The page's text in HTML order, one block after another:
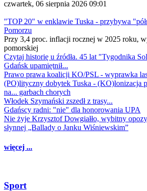
czwartek, 06 sierpnia 2026 09:01
"TOP 20" w enklawie Tuska - przybywa
Pomorzu
Przy 3,4 proc. inflacji rocznej w 2025 roku,
pomorskiej
Czytaj historię u źródła. 45 lat "Tygodnika
Gdańsk upamiętnił...
Prawo prawa koalicji KO/PSL - wyprawka
(PO)lityczny dobytek Tuska - (KO)lonizacja
na... garbach chorych
Włodek Szymański zszedł z trasy...
Gdańscy radni: "nie" dla honorowania UPA
Nie żyje Krzysztof Dowgiałło, wybitny
słynnej „Ballady o Janku Wiśniewskim”
więcej ...
Sport